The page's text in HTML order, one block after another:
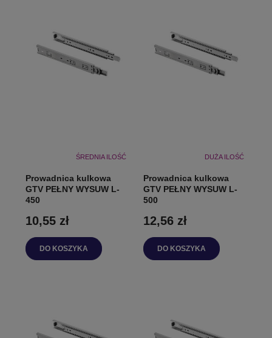
ŚREDNIA ILOŚĆ
Prowadnica kulkowa
GTV PEŁNY WYSUW L-
450
10,55 zł
DO KOSZYKA
DUŻA ILOŚĆ
Prowadnica kulkowa
GTV PEŁNY WYSUW L-
500
12,56 zł
DO KOSZYKA